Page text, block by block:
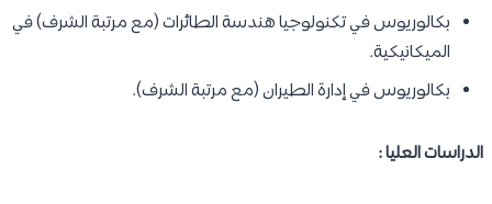
بكالوريوس في تكنولوجيا هندسة الطائرات (مع مرتبة الشرف) في
الميكانيكية.
بكالوريوس في إدارة الطيران (مع مرتبة الشرف).
الدراسات العليا :